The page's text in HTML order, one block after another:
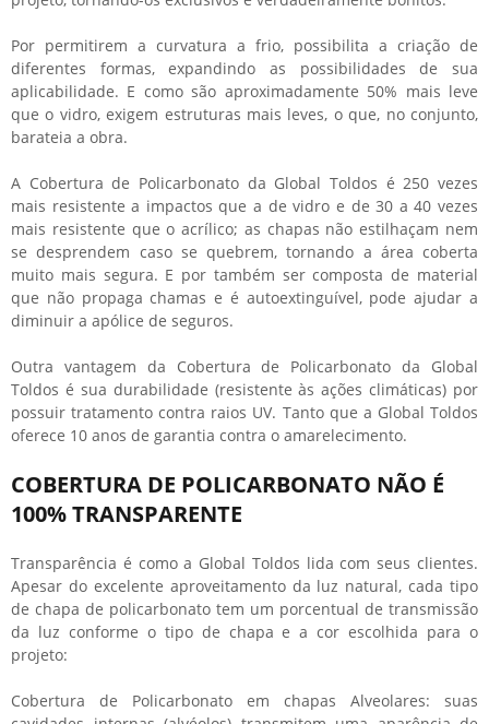
Por permitirem a curvatura a frio, possibilita a criação de
diferentes formas, expandindo as possibilidades de sua
aplicabilidade. E como são aproximadamente 50% mais leve
que o vidro, exigem estruturas mais leves, o que, no conjunto,
barateia a obra.
A Cobertura de Policarbonato da Global Toldos é 250 vezes
mais resistente a impactos que a de vidro e de 30 a 40 vezes
mais resistente que o acrílico; as chapas não estilhaçam nem
se desprendem caso se quebrem, tornando a área coberta
muito mais segura. E por também ser composta de material
que não propaga chamas e é autoextinguível, pode ajudar a
diminuir a apólice de seguros.
Outra vantagem da Cobertura de Policarbonato da Global
Toldos é sua durabilidade (resistente às ações climáticas) por
possuir tratamento contra raios UV. Tanto que a Global Toldos
oferece 10 anos de garantia contra o amarelecimento.
COBERTURA DE POLICARBONATO NÃO É
100% TRANSPARENTE
Transparência é como a Global Toldos lida com seus clientes.
Apesar do excelente aproveitamento da luz natural, cada tipo
de chapa de policarbonato tem um porcentual de transmissão
da luz conforme o tipo de chapa e a cor escolhida para o
projeto:
Cobertura de Policarbonato em chapas Alveolares: suas